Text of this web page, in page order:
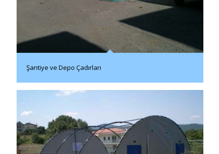
Şantiye ve Depo Çadırları